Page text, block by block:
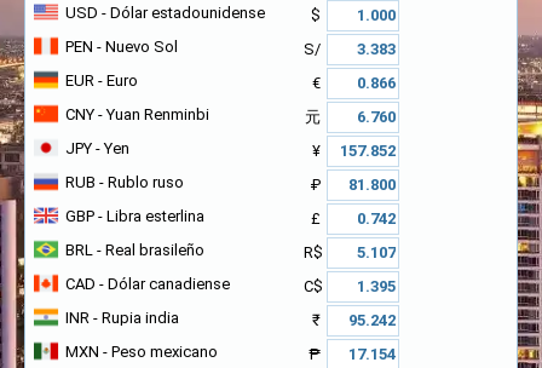
USD - Dólar estadounidense
$
PEN - Nuevo Sol
S/
EUR - Euro
€
CNY - Yuan Renminbi
元
JPY - Yen
¥
RUB - Rublo ruso
₽
GBP - Libra esterlina
£
BRL - Real brasileño
R$
CAD - Dólar canadiense
C$
INR - Rupia india
₹
MXN - Peso mexicano
₱